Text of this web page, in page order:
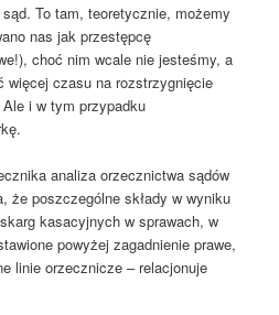
To tam, teoretycznie, możemy
nas jak przestępcę
choć nim wcale nie jesteśmy, a
więcej czasu na rozstrzygnięcie
i w tym przypadku
analiza orzecznictwa sądów
że poszczególne składy w wyniku
kasacyjnych w sprawach, w
powyżej zagadnienie prawe,
linie orzecznicze – relacjonuje